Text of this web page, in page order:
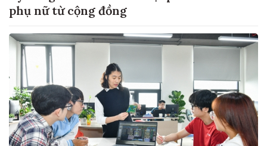
phụ nữ từ cộng đồng